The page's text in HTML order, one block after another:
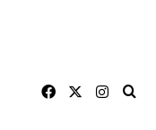
Facebook